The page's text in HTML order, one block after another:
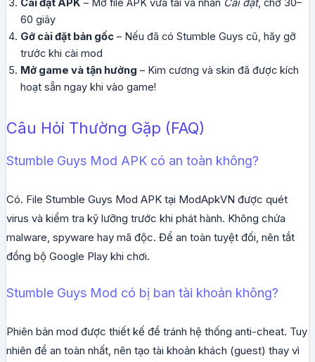
Cài đặt APK – Mở file APK vừa tải và nhấn Cài đặt, chờ 30–
60 giây
Gỡ cài đặt bản gốc– Nếu đã có Stumble Guys cũ, hãy gỡ
trước khi cài mod
Mở game và tận hưởng – Kim cương và skin đã được kích
hoạt sẵn ngay khi vào game!
Câu Hỏi Thường Gặp (FAQ)
Stumble Guys Mod APK có an toàn không?
Có. File Stumble Guys Mod APK tại ModApkVN được quét
virus và kiểm tra kỹ lưỡng trước khi phát hành. Không chứa
malware, spyware hay mã độc. Để an toàn tuyệt đối, nên tắt
đồng bộ Google Play khi chơi.
Stumble Guys Mod có bị ban tài khoản không?
Phiên bản mod được thiết kế để tránh hệ thống anti-cheat. Tuy
nhiên để an toàn nhất, nên tạo tài khoản khách (guest) thay vì